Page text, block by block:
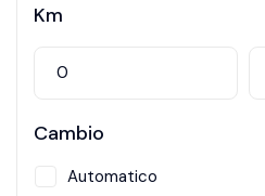
Km
Cambio
Automatico